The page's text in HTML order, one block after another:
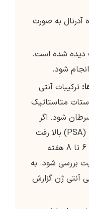
آدرنال به صورت
دیده شده است.
شود.
ترکیبات آنتی
متاستاتیک
شود. اگر
سطح آنتی ژن مخصوص پروستات (PSA) بالا رفت
دارو باید فورا قطع شده و بیمار هر 6 تا 8 هفته
بررسی شود. به
آنتی ژن گزارش